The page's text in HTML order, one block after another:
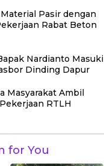
Pasir dengan
Rabat Beton
Nardianto Masuki
Dinding Dapur
Masyarakat Ambil
RTLH
for You